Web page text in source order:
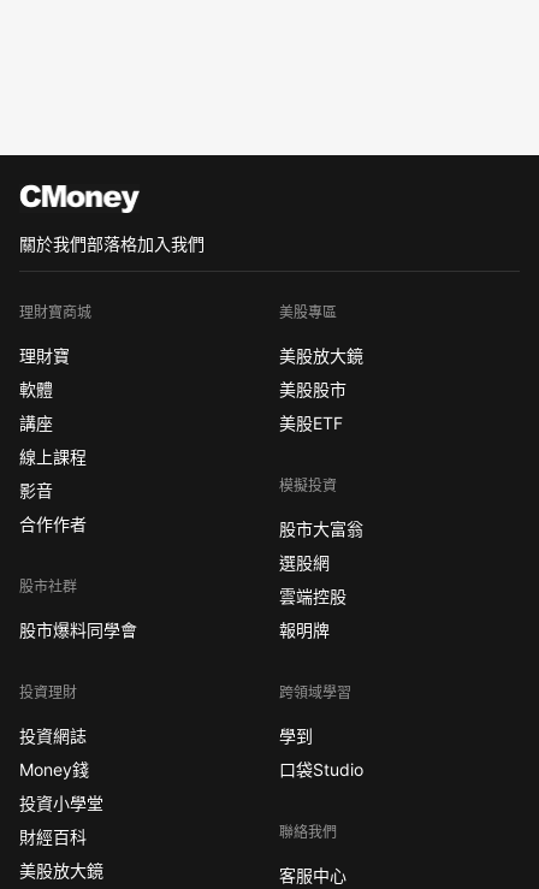
關於我們部落格加入我們
理財寶商城
理財寶
軟體
講座
線上課程
影音
合作作者
股市社群
股市爆料同學會
投資理財
投資網誌
Money錢
投資小學堂
財經百科
美股放大鏡
美股專區
美股放大鏡
美股股市
美股ETF
模擬投資
股市大富翁
選股網
雲端控股
報明牌
跨領域學習
學到
口袋Studio
聯絡我們
客服中心